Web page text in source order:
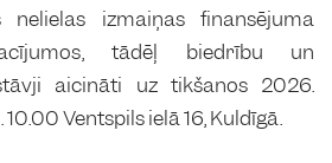
izmaiņas finansējuma
tādēļ biedrību un
aicināti uz tikšanos 2026.
Ventspils ielā 16, Kuldīgā.